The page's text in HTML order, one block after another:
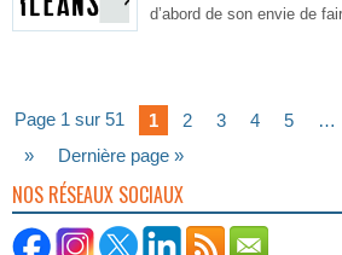
d’abord de son envie de
Page 1 sur 51 1 2 3 4 5 …
»
Dernière page »
NOS RÉSEAUX SOCIAUX